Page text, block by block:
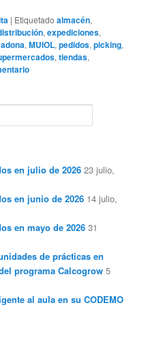
| Etiquetado almacén,
,expediciones,
,MUIOL,pedidos,picking,
,tiendas,
en julio de 2026 23 julio,
en junio de 2026 14 julio,
en mayo de 2026 31
de prácticas en
programa Calcogrow 5
al aula en su CODEMO